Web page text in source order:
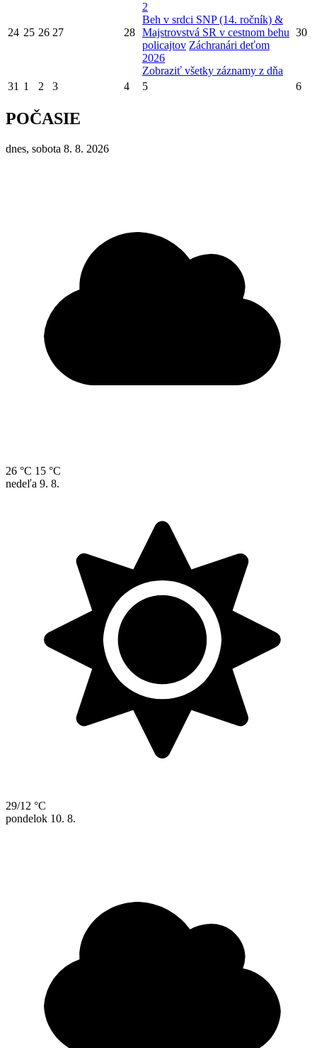
24 25 26 27 28
2
Beh v srdci SNP (14. ročník) &
Majstrovstvá SR v cestnom behu
policajtov Záchranári deťom
2026
Zobraziť všetky záznamy z dňa
30
31 1 2 3 4 5 6
POČASIE
dnes, sobota 8. 8. 2026
26 °C 15 °C
nedeľa 9. 8.
29/12 °C
pondelok 10. 8.